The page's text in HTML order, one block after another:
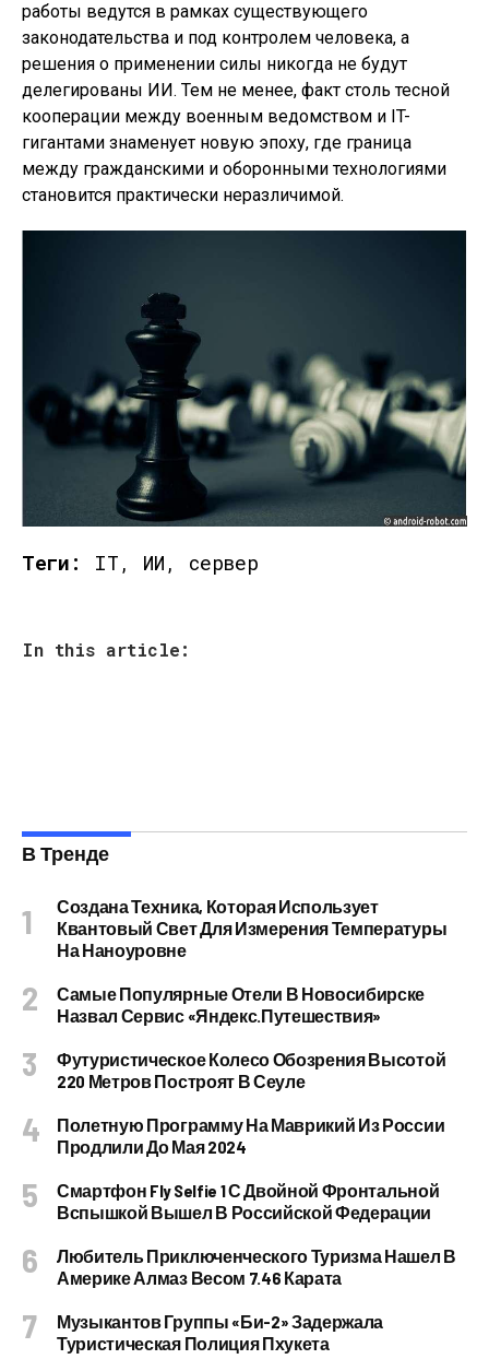
работы ведутся в рамках существующего
законодательства и под контролем человека, а
решения о применении силы никогда не будут
делегированы ИИ. Тем не менее, факт столь тесной
кооперации между военным ведомством и IT-
гигантами знаменует новую эпоху, где граница
между гражданскими и оборонными технологиями
становится практически неразличимой.
Теги: IT, ИИ, сервер
In this article:
В Тренде
Создана Техника, Которая Использует
Квантовый Свет Для Измерения Температуры
На Наноуровне
Самые Популярные Отели В Новосибирске
Назвал Сервис «Яндекс.Путешествия»
Футуристическое Колесо Обозрения Высотой
220 Метров Построят В Сеуле
Полетную Программу На Маврикий Из России
Продлили До Мая 2024
Смартфон Fly Selfie 1 С Двойной Фронтальной
Вспышкой Вышел В Российской Федерации
Любитель Приключенческого Туризма Нашел В
Америке Алмаз Весом 7.46 Карата
Музыкантов Группы «Би-2» Задержала
Туристическая Полиция Пхукета